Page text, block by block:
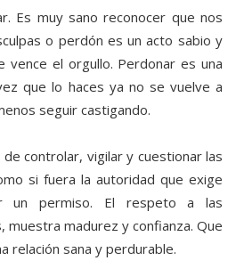
Es muy sano reconocer que nos
o perdón es un acto sabio y
vence el orgullo. Perdonar es una
que lo haces ya no se vuelve a
seguir castigando.
controlar, vigilar y cuestionar las
si fuera la autoridad que exige
un permiso. El respeto a las
muestra madurez y confianza. Que
relación sana y perdurable.